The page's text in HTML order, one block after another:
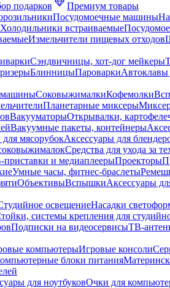
подарков
Премиум товары
Посудомоечные машины
Холодильники встраиваемые
Измельчители пищевых отходов
Сэндвичницы, хот-дог мейкеры
БлинницыПароваркиАвтоклавы
СоковыжималкиКофемолки
Планетарные миксеры
ВакууматорыОткрывалки,
Вакуумные пакеты, контейнеры
мясорубокАксессуары для
Средства для ухода за
и медиаплеерыПроекторы
Умные часы, фитнес-браслеты
ОбъективыВспышкиАксессуары
освещениеНасадки
системы крепления для
Подписки на видеосервисыТВ-
компьютерыИгровые консоли
блоки питания
для ноутбуковОчки для